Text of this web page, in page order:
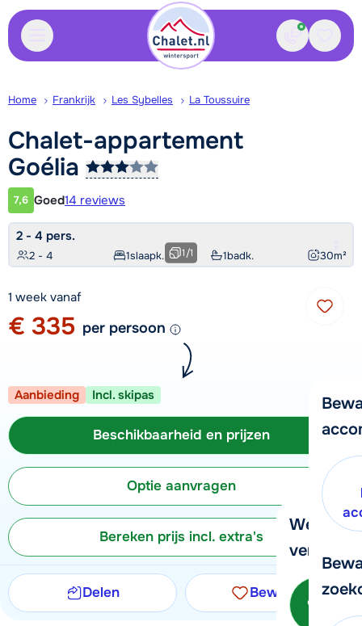
Contact
We
verder!
Bel
Home Frankrijk Les Sybelles La Toussuire
Chalet-appartement
Goélia
Klantwaardering
7,6 Goed14 reviews
2 - 4 pers.
2 - 4 1slaapk. 1badk. 30m²
1/1
1 week vanaf
€ 335 per persoon
Aanbieding Incl. skipas
Beschikbaarheid en prijzen
Optie aanvragen
Bereken prijs incl. extra's
Delen Bewaren